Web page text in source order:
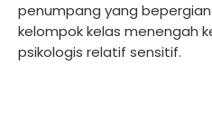
penumpang yang
kelompok kelas menengah
psikologis relatif sensitif.